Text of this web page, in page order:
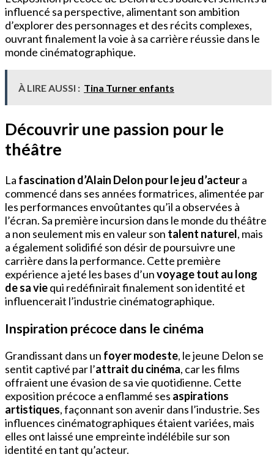
influencé sa perspective, alimentant son ambition
d’explorer des personnages et des récits complexes,
ouvrant finalement la voie à sa carrière réussie dans le
monde cinématographique.
À LIRE AUSSI : Tina Turner enfants
Découvrir une passion pour le
théâtre
La fascination d’Alain Delon pour le jeu d’acteura
commencé dans ses années formatrices, alimentée par
les performances envoûtantes qu’il a observées à
l’écran. Sa première incursion dans le monde du théâtre
a non seulement mis en valeur son talent naturel, mais
a également solidifié son désir de poursuivre une
carrière dans la performance. Cette première
expérience a jeté les bases d’unvoyage tout au long
de sa viequi redéfinirait finalement son identité et
influencerait l’industrie cinématographique.
Inspiration précoce dans le cinéma
Grandissant dans un foyer modeste, le jeune Delon se
sentit captivé par l’attrait du cinéma, car les films
offraient une évasion de sa vie quotidienne. Cette
exposition précoce a enflammé ses aspirations
artistiques, façonnant son avenir dans l’industrie. Ses
influences cinématographiques étaient variées, mais
elles ont laissé une empreinte indélébile sur son
identité en tant qu’acteur.